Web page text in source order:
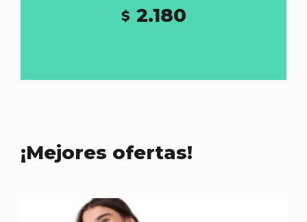
$ 2.180
¡Mejores ofertas!